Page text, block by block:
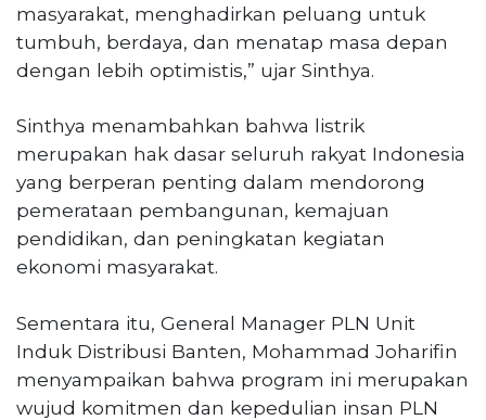
masyarakat, menghadirkan peluang untuk
tumbuh, berdaya, dan menatap masa depan
dengan lebih optimistis,” ujar Sinthya.
Sinthya menambahkan bahwa listrik
merupakan hak dasar seluruh rakyat Indonesia
yang berperan penting dalam mendorong
pemerataan pembangunan, kemajuan
pendidikan, dan peningkatan kegiatan
ekonomi masyarakat.
Sementara itu, General Manager PLN Unit
Induk Distribusi Banten, Mohammad Joharifin
menyampaikan bahwa program ini merupakan
wujud komitmen dan kepedulian insan PLN